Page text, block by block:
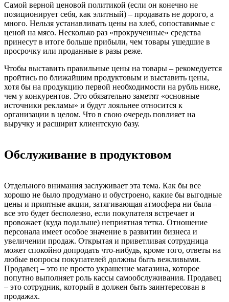
Самой верной ценовой политикой (если он конечно не
позиционирует себя, как элитный) – продавать не дорого, а
много. Нельзя устанавливать цены на хлеб, сопоставимые с
ценой на мясо. Несколько раз «прокрученные» средства
принесут в итоге больше прибыли, чем товары ушедшие в
просрочку или проданные в разы реже.
Чтобы выставить правильные цены на товары – рекомедуется
пройтись по ближайшим продуктовым и выставить цены,
хотя бы на продукцию первой необходимости на рубль ниже,
чем у конкурентов. Это обязательно заметят «основные
источники рекламы» и будут лояльнее относится к
организации в целом. Что в свою очередь повлияет на
выручку и расширит клиентскую базу.
Обслуживание в продуктовом
Отдельного внимания заслуживает эта тема. Как бы все
хорошо не было продумано и обустроено, какие бы выгодные
цены и приятные акции, затягивающая атмосфера ни была –
все это будет бесполезно, если покупателя встречает и
провожает (куда подальше) неприятная тетка. Отношение
персонала имеет особое значение в развитии бизнеса и
увеличении продаж. Открытая и приветливая сотрудница
может спокойно допродать что-нибудь, кроме того, ответы на
любые вопросы покупателей должны быть вежливыми.
Продавец – это не просто украшение магазина, которое
попутно выполняет роль кассы самообслуживания. Продавец
– это сотрудник, который в должен быть заинтересован в
продажах.